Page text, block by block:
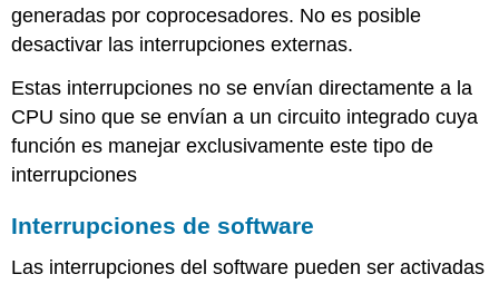
generadas por coprocesadores. No es posible
desactivar las interrupciones externas.
Estas interrupciones no se envían directamente a la
CPU sino que se envían a un circuito integrado cuya
función es manejar exclusivamente este tipo de
interrupciones
Interrupciones de software
Las interrupciones del software pueden ser activadas